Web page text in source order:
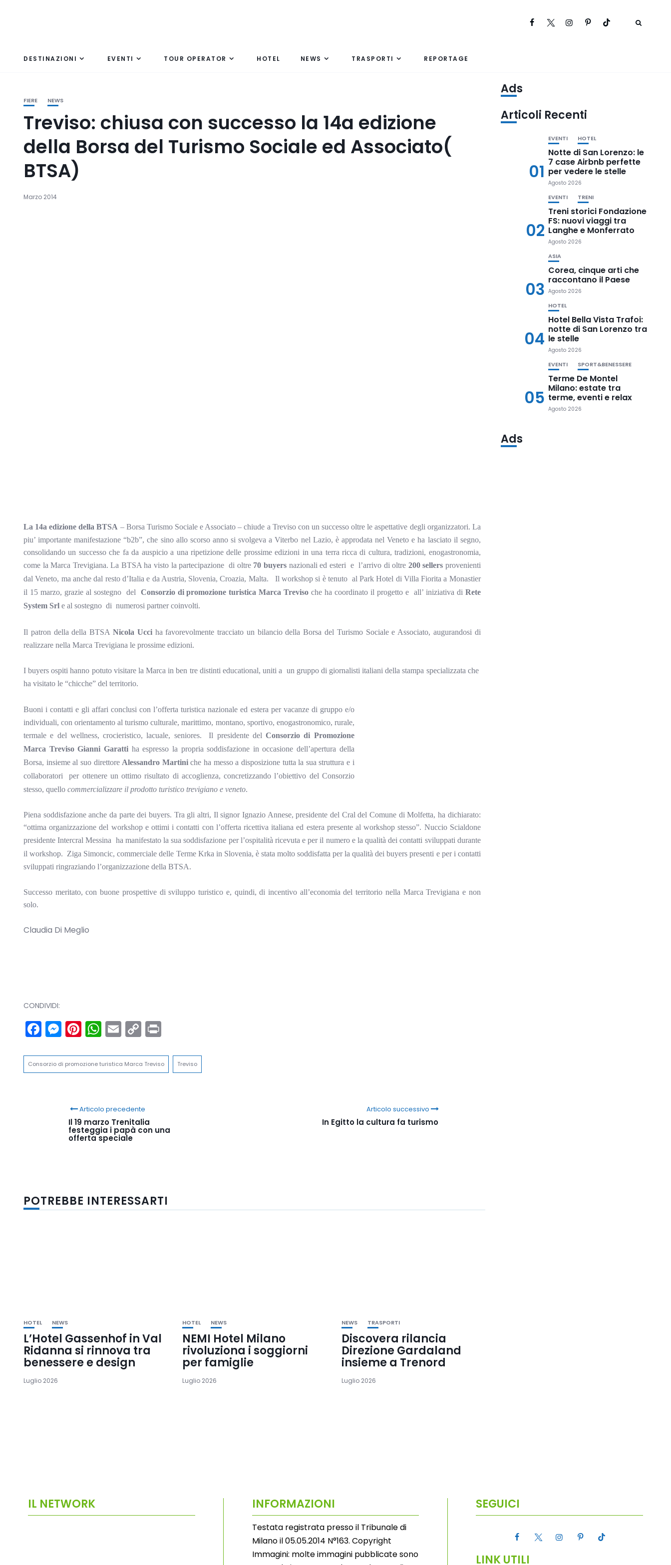
DESTINAZIONI EVENTI TOUR OPERATOR HOTEL NEWS TRASPORTI REPORTAGE
FIERE NEWS
Treviso: chiusa con successo la 14a edizione
della Borsa del Turismo Sociale ed Associato(
BTSA)
Marzo 2014
La 14a edizione della BTSA – Borsa Turismo Sociale e Associato – chiude a Treviso con un successo oltre le aspettative degli organizzatori. La
piu’ importante manifestazione “b2b”, che sino allo scorso anno si svolgeva a Viterbo nel Lazio, è approdata nel Veneto e ha lasciato il segno,
consolidando un successo che fa da auspicio a una ripetizione delle prossime edizioni in una terra ricca di cultura, tradizioni, enogastronomia,
come la Marca Trevigiana. La BTSA ha visto la partecipazione di oltre 70 buyers nazionali ed esteri e l’arrivo di oltre 200 sellers provenienti
dal Veneto, ma anche dal resto d’Italia e da Austria, Slovenia, Croazia, Malta.
Il workshop si è tenuto al Park Hotel di Villa Fiorita a Monastier
il 15 marzo, grazie al sostegno del Consorzio di promozione turistica Marca Trevisoche ha coordinato il progetto e all’ iniziativa di Rete
System Srl e al sostegno di numerosi partner coinvolti.
Il patron della della BTSA Nicola Ucci ha favorevolmente tracciato un bilancio della Borsa del Turismo Sociale e Associato, augurandosi di
realizzare nella Marca Trevigiana le prossime edizioni.
I buyers ospiti hanno potuto visitare la Marca in ben tre distinti educational, uniti a un gruppo di giornalisti italiani della stampa specializzata che
ha visitato le “chicche” del territorio.
Buoni i contatti e gli affari conclusi con l’offerta turistica nazionale ed estera per vacanze di gruppo e/o
individuali, con orientamento al turismo culturale, marittimo, montano, sportivo, enogastronomico, rurale,
termale e del wellness, crocieristico, lacuale, seniores.
Il presidente del Consorzio di Promozione
Marca Treviso Gianni Garatti ha espresso la propria soddisfazione in occasione dell’apertura della
Borsa, insieme al suo direttore Alessandro Martiniche ha messo a disposizione tutta la sua struttura e i
collaboratori
per ottenere un ottimo risultato di accoglienza, concretizzando l’obiettivo del Consorzio
stesso, quello commercializzare il prodotto turistico trevigiano e veneto.
Piena soddisfazione anche da parte dei buyers. Tra gli altri, Il signor Ignazio Annese, presidente del Cral del Comune di Molfetta, ha dichiarato:
“ottima organizzazione del workshop e ottimi i contatti con l’offerta ricettiva italiana ed estera presente al workshop stesso”. Nuccio Scialdone
presidente Intercral Messina ha manifestato la sua soddisfazione per l’ospitalità ricevuta e per il numero e la qualità dei contatti sviluppati durante
il workshop. Ziga Simoncic, commerciale delle Terme Krka in Slovenia, è stata molto soddisfatta per la qualità dei buyers presenti e per i contatti
sviluppati ringraziando l’organizzazione della BTSA.
Successo meritato, con buone prospettive di sviluppo turistico e, quindi, di incentivo all’economia del territorio nella Marca Trevigiana e non
solo.
Claudia Di Meglio
CONDIVIDI:
Facebook
Messenger
Pinterest
WhatsApp
Email
Copy
Link
Consorzio di promozione turistica Marca Treviso Treviso
Articolo precedente
Il 19 marzo Trenitalia
festeggia i papà con una
offerta speciale
Articolo successivo
In Egitto la cultura fa turismo
POTREBBE INTERESSARTI
HOTEL NEWS
L’Hotel Gassenhof in Val
Ridanna si rinnova tra
benessere e design
Luglio 2026
HOTEL NEWS
NEMI Hotel Milano
rivoluziona i soggiorni
per famiglie
Luglio 2026
NEWS TRASPORTI
Discovera rilancia
Direzione Gardaland
insieme a Trenord
Luglio 2026
Ads
Articoli Recenti
01
EVENTI HOTEL
Notte di San Lorenzo: le
7 case Airbnb perfette
per vedere le stelle
Agosto 2026
02
EVENTI TRENI
Treni storici Fondazione
FS: nuovi viaggi tra
Langhe e Monferrato
Agosto 2026
03
ASIA
Corea, cinque arti che
raccontano il Paese
Agosto 2026
04
HOTEL
Hotel Bella Vista Trafoi:
notte di San Lorenzo tra
le stelle
Agosto 2026
05
EVENTI SPORT&BENESSERE
Terme De Montel
Milano: estate tra
terme, eventi e relax
Agosto 2026
Ads
IL NETWORK INFORMAZIONI
Testata registrata presso il Tribunale di
Milano il 05.05.2014 N°163. Copyright
Immagini: molte immagini pubblicate sono
SEGUICI
LINK UTILI